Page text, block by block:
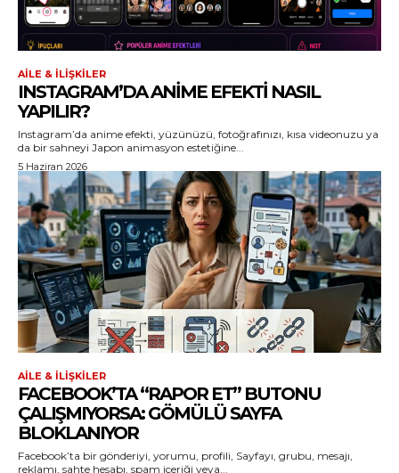
AILE & İLIŞKILER
INSTAGRAM’DA ANIME EFEKTI NASIL
YAPILIR?
Instagram’da anime efekti, yüzünüzü, fotoğrafınızı, kısa videonuzu ya
da bir sahneyi Japon animasyon estetiğine...
5 Haziran 2026
AILE & İLIŞKILER
FACEBOOK’TA “RAPOR ET” BUTONU
ÇALIŞMIYORSA: GÖMÜLÜ SAYFA
BLOKLANIYOR
Facebook’ta bir gönderiyi, yorumu, profili, Sayfayı, grubu, mesajı,
reklamı, sahte hesabı, spam içeriği veya...